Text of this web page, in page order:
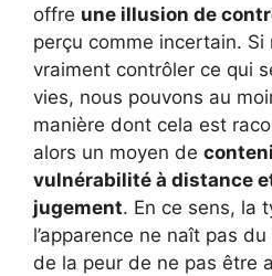
offre une illusion de
perçu comme incertain. Si
vraiment contrôler ce qui
vies, nous pouvons au
manière dont cela est
alors un moyen de
vulnérabilité à distance
jugement. En ce sens, la
l’apparence ne naît pas
de la peur de ne pas être